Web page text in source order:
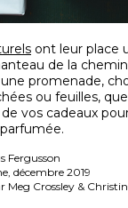
ont leur place
de la
promenade,
ou feuilles,
vos cadeaux
Fergusson
décembre 2019
Meg Crossley &